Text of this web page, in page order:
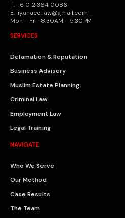
T: +6 012 364 0086
E: liyanaco.law@gmail.com
Mon – Fri · 8:30AM – 5:30PM
SERVICES
Defamation & Reputation
Business Advisory
Muslim Estate Planning
Criminal Law
Employment Law
Legal Training
NAVIGATE
Who We Serve
Our Method
Case Results
The Team